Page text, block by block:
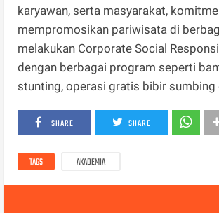
karyawan, serta masyarakat,
mempromosikan pariwisata di
melakukan Corporate Social
dengan berbagai program seperti
stunting, operasi gratis bibir sumbing
SHARE SHARE
TAGS AKADEMIA